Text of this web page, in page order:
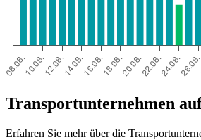
Transportunternehmen
Erfahren Sie mehr über die